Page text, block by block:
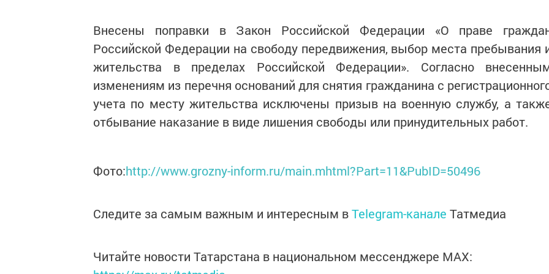
Внесены поправки в Закон Российской Федерации «О праве
Российской Федерации на свободу передвижения, выбор места пребывания
жительства в пределах Российской Федерации». Согласно
изменениям из перечня оснований для снятия гражданина с
учета по месту жительства исключены призыв на военную службу, а
отбывание наказание в виде лишения свободы или принудительных работ.
Фото:http://www.grozny-inform.ru/main.mhtml?Part=11&PubID=50496
Следите за самым важным и интересным вTelegram-канале Татмедиа
Читайте новости Татарстана в национальном мессенджере MАХ: